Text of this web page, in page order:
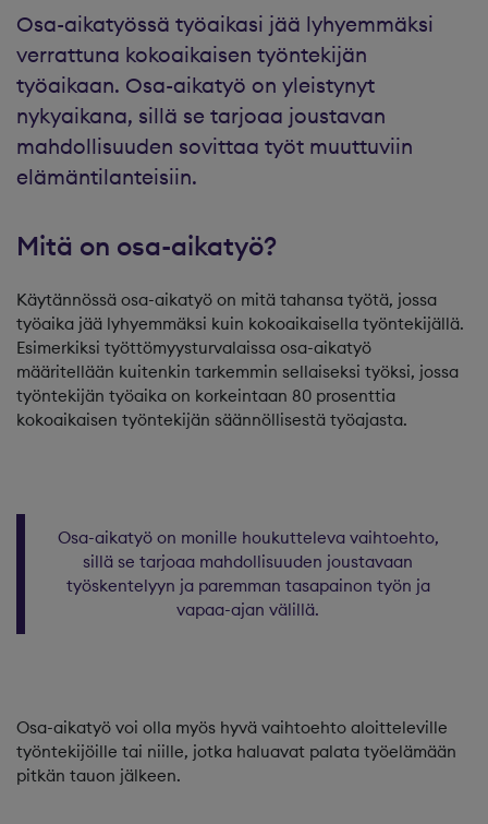
Osa-aikatyössä työaikasi jää lyhyemmäksi
verrattuna kokoaikaisen työntekijän
työaikaan. Osa-aikatyö on yleistynyt
nykyaikana, sillä se tarjoaa joustavan
mahdollisuuden sovittaa työt muuttuviin
elämäntilanteisiin.
Mitä on osa-aikatyö?
Käytännössä osa-aikatyö on mitä tahansa työtä, jossa
työaika jää lyhyemmäksi kuin kokoaikaisella työntekijällä.
Esimerkiksi työttömyysturvalaissa osa-aikatyö
määritellään kuitenkin tarkemmin sellaiseksi työksi, jossa
työntekijän työaika on korkeintaan 80 prosenttia
kokoaikaisen työntekijän säännöllisestä työajasta.
Osa-aikatyö on monille houkutteleva vaihtoehto,
sillä se tarjoaa mahdollisuuden joustavaan
työskentelyyn ja paremman tasapainon työn ja
vapaa-ajan välillä.
Osa-aikatyö voi olla myös hyvä vaihtoehto aloitteleville
työntekijöille tai niille, jotka haluavat palata työelämään
pitkän tauon jälkeen.